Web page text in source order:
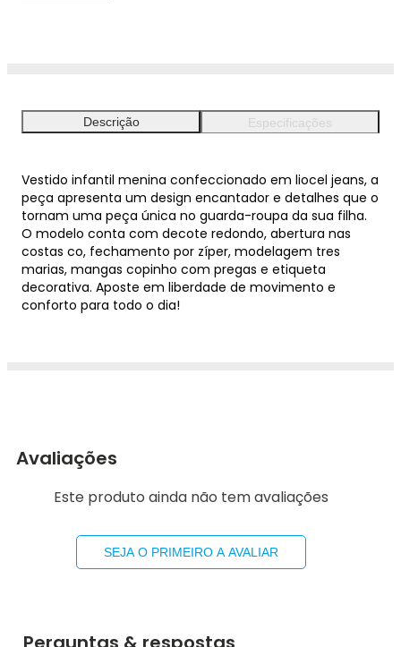
Descrição Especificações
Vestido infantil menina confeccionado em liocel jeans, a
peça apresenta um design encantador e detalhes que o
tornam uma peça única no guarda-roupa da sua filha.
O modelo conta com decote redondo, abertura nas
costas co, fechamento por zíper, modelagem tres
marias, mangas copinho com pregas e etiqueta
decorativa. Aposte em liberdade de movimento e
conforto para todo o dia!
Avaliações
Este produto ainda não tem avaliações
SEJA O PRIMEIRO A AVALIAR